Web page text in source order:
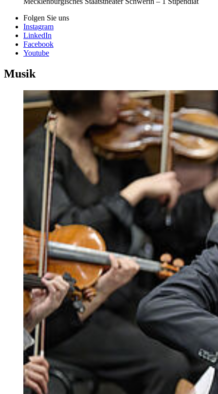
Folgen Sie uns
Instagram
LinkedIn
Facebook
Youtube
Musik